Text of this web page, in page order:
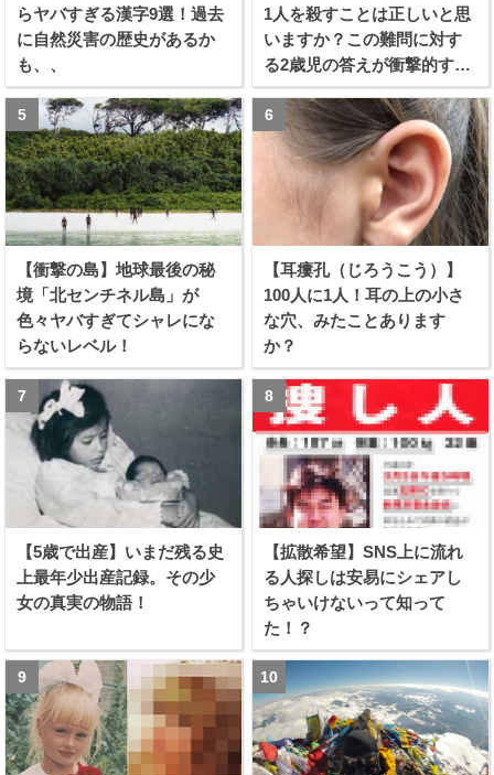
らヤバすぎる漢字9選！過去
に自然災害の歴史があるか
も、、
1人を殺すことは正しいと思
いますか？この難問に対す
る2歳児の答えが衝撃的すぎ
る！！
【衝撃の島】地球最後の秘
境「北センチネル島」が
色々ヤバすぎてシャレにな
らないレベル！
【耳瘻孔（じろうこう）】
100人に1人！耳の上の小さ
な穴、みたことあります
か？
【5歳で出産】いまだ残る史
上最年少出産記録。その少
女の真実の物語！
【拡散希望】SNS上に流れ
る人探しは安易にシェアし
ちゃいけないって知って
た！？